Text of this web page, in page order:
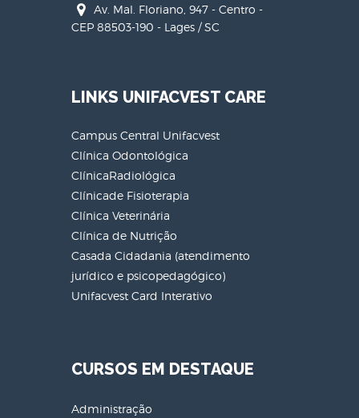
Av. Mal. Floriano, 947 - Centro -
CEP 88503-190 - Lages / SC
LINKS UNIFACVEST CARE
Campus Central Unifacvest
Clínica Odontológica
ClínicaRadiológica
Clínicade Fisioterapia
Clínica Veterinária
Clínica de Nutrição
Casada Cidadania (atendimento
jurídico e psicopedagógico)
Unifacvest Card Interativo
CURSOS EM DESTAQUE
Administração